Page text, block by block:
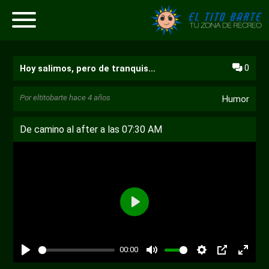
Hoy salimos, pero de tranquis... 0
Poreltitobarte hace 4 años Humor
De camino al after a las 07:30 AM
Reproducir
00:00
Desactivar Ajustes
PIP
Reproducir